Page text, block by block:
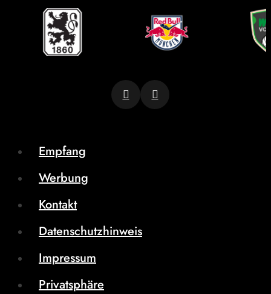
Empfang
Werbung
Kontakt
Datenschutzhinweis
Impressum
Privatsphäre